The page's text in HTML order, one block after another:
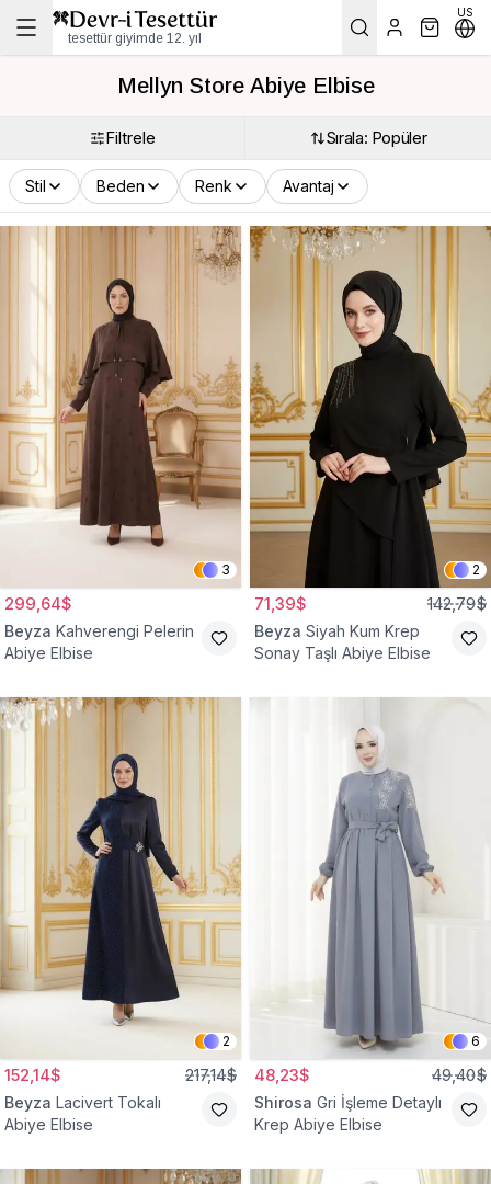
tesettür giyimde 12. yıl
US
Mellyn Store Abiye Elbise
Filtrele Sırala: Popüler
Stil Beden Renk Avantaj
3
299,64$
Beyza Kahverengi Pelerin
Abiye Elbise
2
71,39$ 142,79$
Beyza Siyah Kum Krep
Sonay Taşlı Abiye Elbise
2
152,14$ 217,14$
Beyza Lacivert Tokalı
Abiye Elbise
6
48,23$ 49,40$
Shirosa Gri İşleme Detaylı
Krep Abiye Elbise